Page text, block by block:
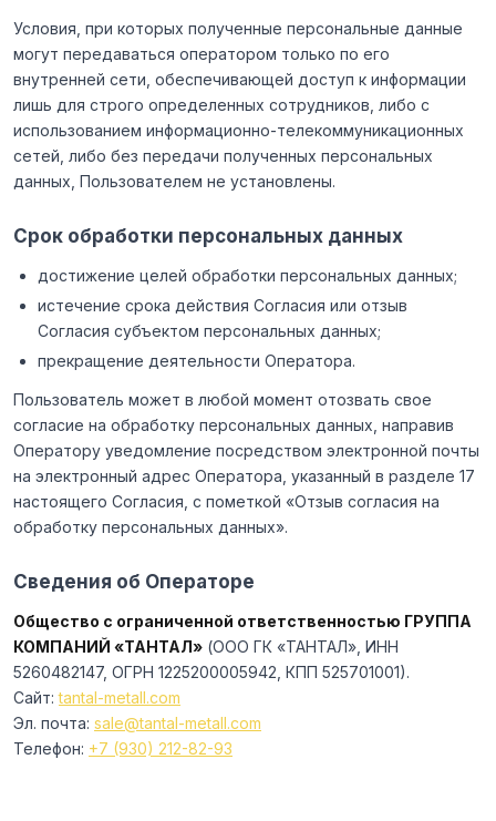
Условия, при которых полученные персональные данные
могут передаваться оператором только по его
внутренней сети, обеспечивающей доступ к информации
лишь для строго определенных сотрудников, либо с
использованием информационно-телекоммуникационных
сетей, либо без передачи полученных персональных
данных, Пользователем не установлены.
Срок обработки персональных данных
достижение целей обработки персональных данных;
истечение срока действия Согласия или отзыв
Согласия субъектом персональных данных;
прекращение деятельности Оператора.
Пользователь может в любой момент отозвать свое
согласие на обработку персональных данных, направив
Оператору уведомление посредством электронной почты
на электронный адрес Оператора, указанный в разделе 17
настоящего Согласия, с пометкой «Отзыв согласия на
обработку персональных данных».
Сведения об Операторе
Общество с ограниченной ответственностью ГРУППА
КОМПАНИЙ «ТАНТАЛ» (ООО ГК «ТАНТАЛ», ИНН
5260482147, ОГРН 1225200005942, КПП 525701001).
Сайт:tantal-metall.com
Эл. почта: sale@tantal-metall.com
Телефон: +7 (930) 212-82-93